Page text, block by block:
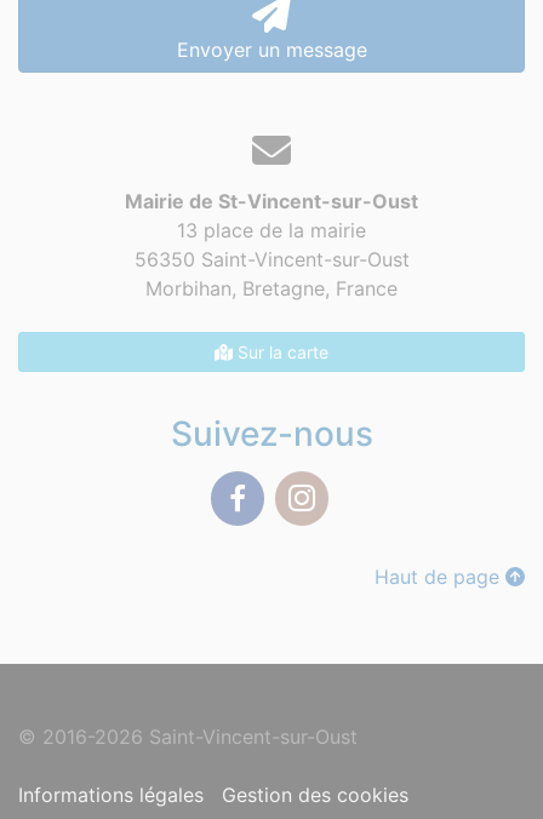
Envoyer un message
Mairie de St-Vincent-sur-Oust
13 place de la mairie
56350 Saint-Vincent-sur-Oust
Morbihan, Bretagne, France
Sur la carte
Suivez-nous
Haut de page
© 2016-2026 Saint-Vincent-sur-Oust
Informations légales Gestion des cookies